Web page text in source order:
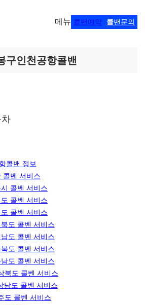
메뉴 콜밴예약 콜밴문의
구인천공항콜밴
콜밴 정보
콜벤 서비스
콜벤 서비스
콜벤 서비스
콜벤 서비스
도 콜벤 서비스
도 콜벤 서비스
도 콜벤 서비스
도 콜벤 서비스
북도 콜벤 서비스
남도 콜벤 서비스
도 콜벤 서비스